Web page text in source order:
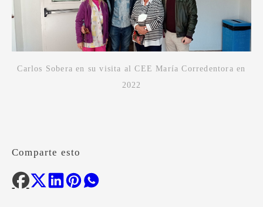
Carlos Sobera en su visita al CEE María Corredentora en
2022
Comparte esto